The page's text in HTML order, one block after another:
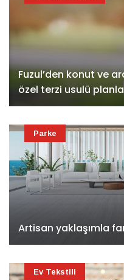
Fuzul’den konut ve
özel terzi usulü
Artisan yaklaşımla
Parke
Ev Tekstili